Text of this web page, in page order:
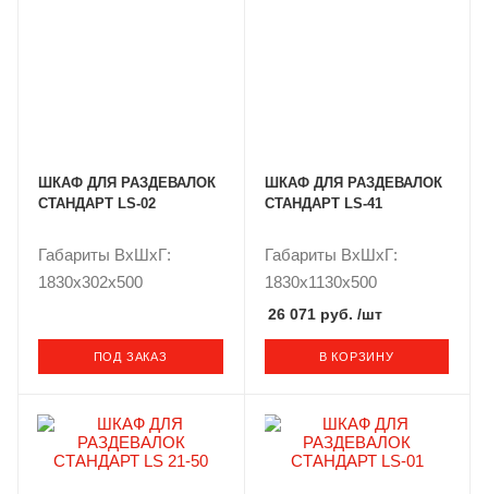
ШКАФ ДЛЯ РАЗДЕВАЛОК
СТАНДАРТ LS-02
Габариты ВxШxГ:
1830x302x500
ПОД ЗАКАЗ
ШКАФ ДЛЯ РАЗДЕВАЛОК
СТАНДАРТ LS-41
Габариты ВxШxГ:
1830x1130x500
26 071 руб. /шт
В КОРЗИНУ